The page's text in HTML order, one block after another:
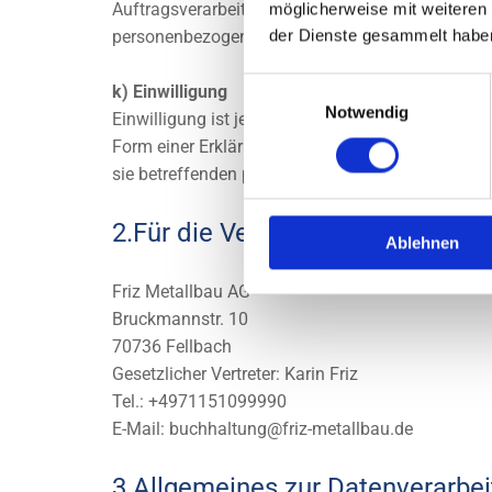
möglicherweise mit
der Dienste gesammelt
Notwendig
Ablehnen
Auftragsverarbeiter und den Personen, die
personenbezogenen Daten zu verarbeiten.
k) Einwilligung
Einwilligung ist jede von der betroffenen
Form einer Erklärung oder einer sonstigen
sie betreffenden personenbezogenen Daten
2.Für die Verarbeitung
Friz Metallbau AG
Bruckmannstr. 10
70736 Fellbach
Gesetzlicher Vertreter: Karin Friz
Tel.: +4971151099990
E-Mail: buchhaltung@friz-metallbau.de